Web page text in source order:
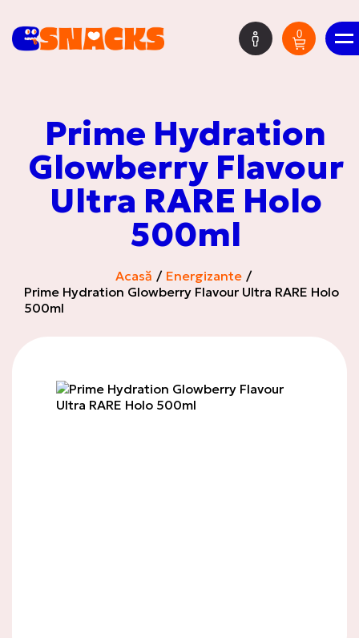
0
Cutia misterioasă
HOT DEALS
LIMITED EDITION
Prime Hydration
Glowberry Flavour
Ultra RARE Holo
500ml
Acasă
Energizante
Prime Hydration Glowberry Flavour Ultra RARE Holo
500ml